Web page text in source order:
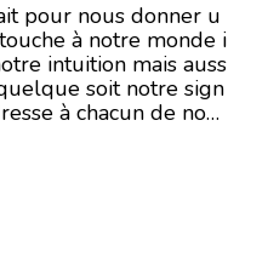
pour nous donner u
à notre monde i
intuition mais auss
soit notre sign
à chacun de nous